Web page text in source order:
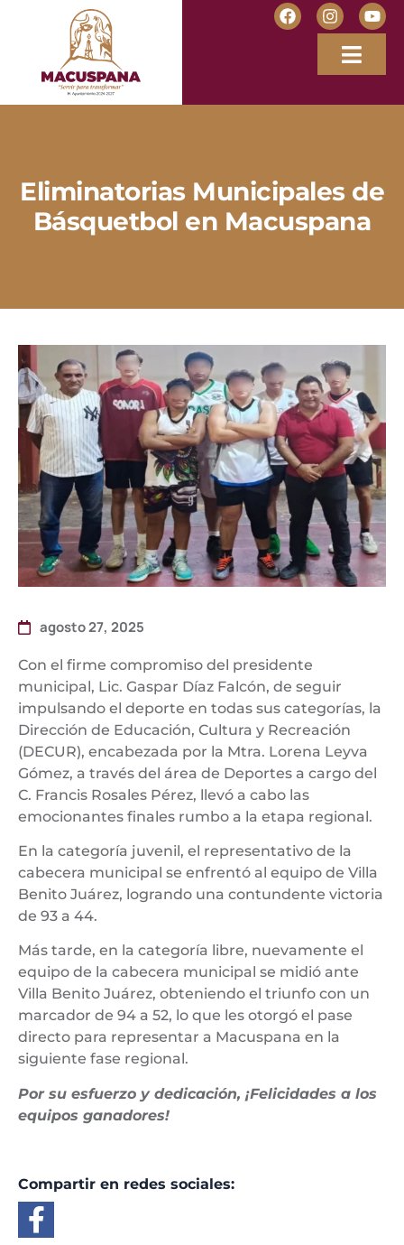
Eliminatorias Municipales de
Básquetbol en Macuspana
agosto 27, 2025
Con el firme compromiso del presidente
municipal, Lic. Gaspar Díaz Falcón, de seguir
impulsando el deporte en todas sus categorías, la
Dirección de Educación, Cultura y Recreación
(DECUR), encabezada por la Mtra. Lorena Leyva
Gómez, a través del área de Deportes a cargo del
C. Francis Rosales Pérez, llevó a cabo las
emocionantes finales rumbo a la etapa regional.
En la categoría juvenil, el representativo de la
cabecera municipal se enfrentó al equipo de Villa
Benito Juárez, logrando una contundente victoria
de 93 a 44.
Más tarde, en la categoría libre, nuevamente el
equipo de la cabecera municipal se midió ante
Villa Benito Juárez, obteniendo el triunfo con un
marcador de 94 a 52, lo que les otorgó el pase
directo para representar a Macuspana en la
siguiente fase regional.
Por su esfuerzo y dedicación, ¡Felicidades a los
equipos ganadores!
Compartir en redes sociales: